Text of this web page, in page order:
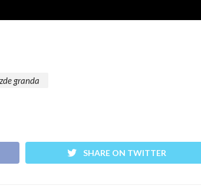
granda
SHARE ON TWITTER